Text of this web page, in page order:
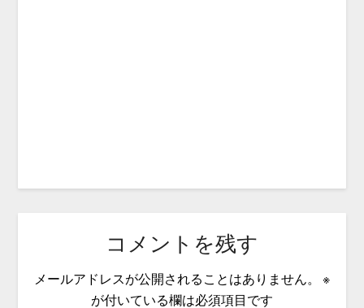
コメントを残す
メールアドレスが公開されることはありません。
※
が付いている欄は必須項目です